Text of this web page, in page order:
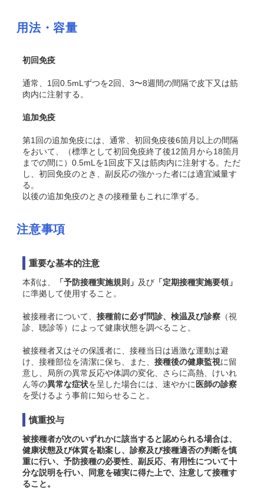
用法・容量
初回免疫
通常、1回0.5mLずつを2回、3〜8週間の間隔で皮下又は筋
肉内に注射する。
追加免疫
第1回の追加免疫には、通常、初回免疫後6箇月以上の間隔
をおいて、（標準として初回免疫終了後12箇月から18箇月
までの間に）0.5mLを1回皮下又は筋肉内に注射する。ただ
し、初回免疫のとき、副反応の強かった者には適宜減量す
る。
以後の追加免疫のときの接種量もこれに準ずる。
注意事項
重要な基本的注意
本剤は、 「予防接種実施規則」 及び 「定期接種実施要領」
に準拠して使用すること。
被接種者について、 接種前に必ず問診、検温及び診察 （視
診、聴診等）によって健康状態を調べること。
被接種者又はその保護者に、接種当日は過激な運動は避
け、接種部位を清潔に保ち、また、 接種後の健康監視に留
意し、局所の異常反応や体調の変化、さらに高熱、けいれ
ん等の異常な症状を呈した場合には、速やかに 医師の診察
を受けるよう事前に知らせること。
慎重投与
被接種者が次のいずれかに該当すると認められる場合は、
健康状態及び体質を勘案し、診察及び接種適否の判断を慎
重に行い、予防接種の必要性、副反応、有用性について十
分な説明を行い、同意を確実に得た上で、注意して接種す
ること。